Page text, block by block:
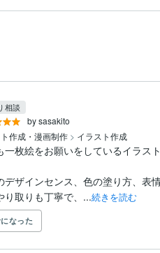
by sasakito
相談
作成・漫画制作 > イラスト作成
一枚絵をお願いをしているイラス
デザインセンス、色の塗り方、表
り取りも丁寧で、...続きを読む
なった